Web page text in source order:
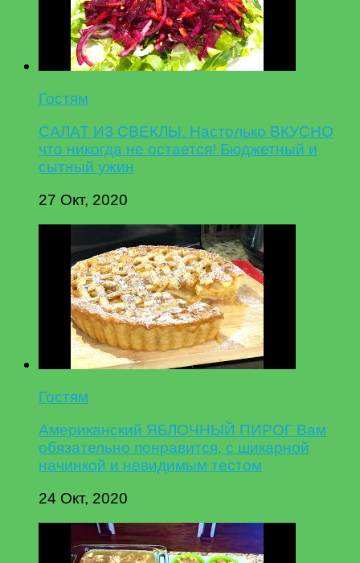
Гостям
САЛАТ ИЗ СВЕКЛЫ. Настолько ВКУСНО
что никогда не остается! Бюджетный и
сытный ужин
27 Окт, 2020
Гостям
Американский ЯБЛОЧНЫЙ ПИРОГ Вам
обязательно понравится, с шикарной
начинкой и невидимым тестом
24 Окт, 2020